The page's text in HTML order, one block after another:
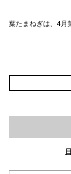
葉たまねぎは、4月